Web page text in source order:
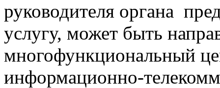
руководителя органа
услугу, может быть
многофункциональный
информационно-